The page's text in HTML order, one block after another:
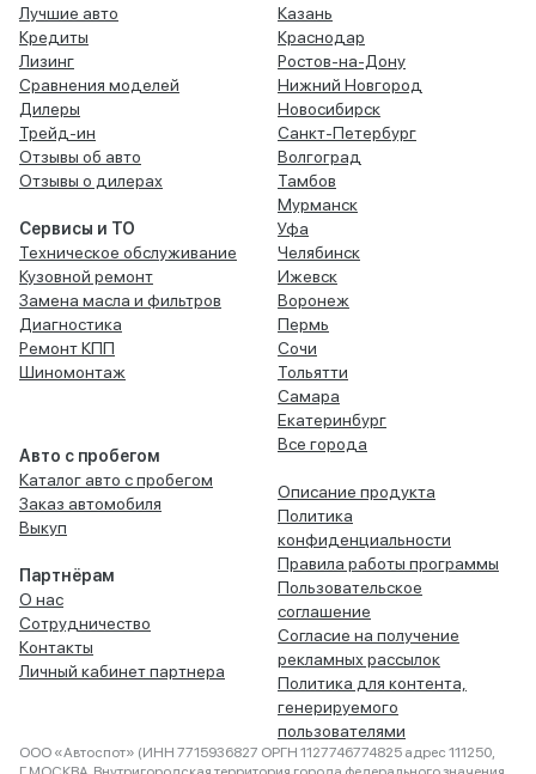
Лучшие авто
Кредиты
Лизинг
Сравнения моделей
Дилеры
Трейд-ин
Отзывы об авто
Отзывы о дилерах
Сервисы и ТО
Техническое обслуживание
Кузовной ремонт
Замена масла и фильтров
Диагностика
Ремонт КПП
Шиномонтаж
Авто с пробегом
Каталог авто с пробегом
Заказ автомобиля
Выкуп
Партнёрам
О нас
Сотрудничество
Контакты
Личный кабинет партнера
Казань
Краснодар
Ростов-на-Дону
Нижний Новгород
Новосибирск
Санкт-Петербург
Волгоград
Тамбов
Мурманск
Уфа
Челябинск
Ижевск
Воронеж
Пермь
Сочи
Тольятти
Самара
Екатеринбург
Все города
Описание продукта
Политика
конфиденциальности
Правила работы программы
Пользовательское
соглашение
Согласие на получение
рекламных рассылок
Политика для контента,
генерируемого
пользователями
ООО «Автоспот» (ИНН 7715936827 ОРГН 1127746774825 адрес 111250,